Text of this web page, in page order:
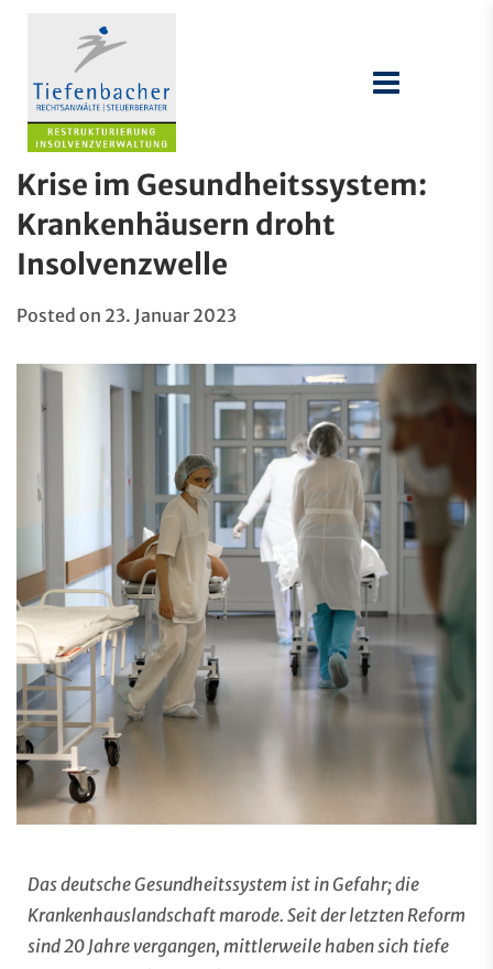
Krise im Gesundheitssystem:
Krankenhäusern droht
Insolvenzwelle
Posted on 23. Januar 2023
Das deutsche Gesundheitssystem ist in Gefahr; die
Krankenhauslandschaft marode. Seit der letzten Reform
sind 20 Jahre vergangen, mittlerweile haben sich tiefe